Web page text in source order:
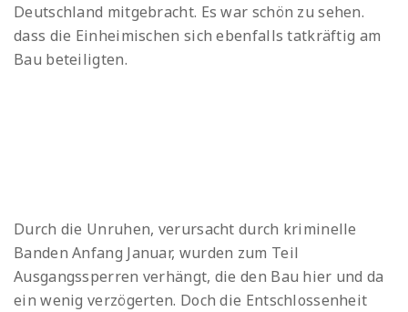
Deutschland mitgebracht. Es war schön zu sehen.
dass die Einheimischen sich ebenfalls tatkräftig am
Bau beteiligten.
Durch die Unruhen, verursacht durch kriminelle
Banden Anfang Januar, wurden zum Teil
Ausgangssperren verhängt, die den Bau hier und da
ein wenig verzögerten. Doch die Entschlossenheit